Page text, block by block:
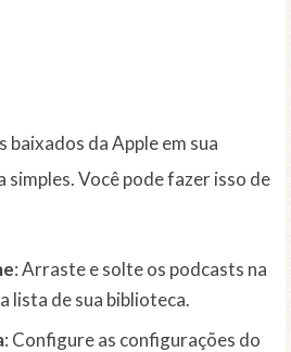
da Apple em sua
Você pode fazer isso de
: Arraste e solte os podcasts na
lista de sua biblioteca.
: Configure as configurações do